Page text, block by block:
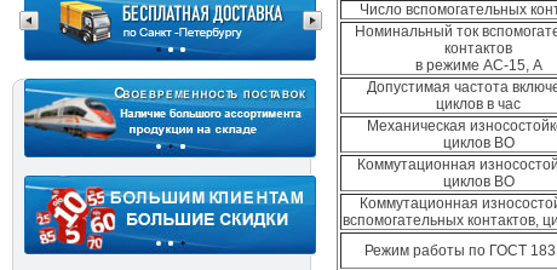
Число вспомогательных
Номинальный ток
контактов
в режиме АС-15, А
Допустимая частота
циклов в час
Механическая
циклов ВО
Коммутационная
циклов ВО
Коммутационная
вспомогательных контактов,
Режим работы по ГОСТ